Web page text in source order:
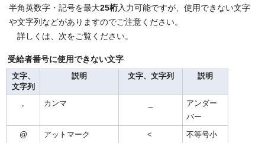
半角英数字・記号を最大25桁入力可能ですが、使用できない文字
や文字列などがありますのでご注意ください。
詳しくは、次をご覧ください。
受給者番号に使用できない文字
文字、
文字列
説明 文字、文字列 説明
, カンマ
アンダー
バー
@
アットマーク <
不等号小